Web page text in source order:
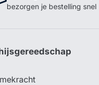
bezorgen je bestelling snel